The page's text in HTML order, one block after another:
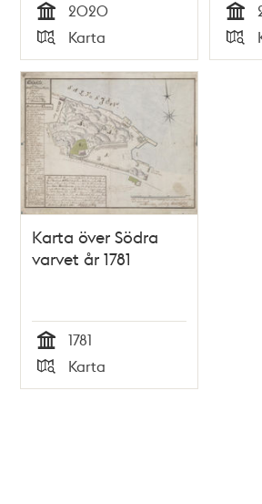
Tid
2020
Typ
Karta Tid
Typ
Karta över Södra
varvet år 1781
Tid
1781
Typ
Karta